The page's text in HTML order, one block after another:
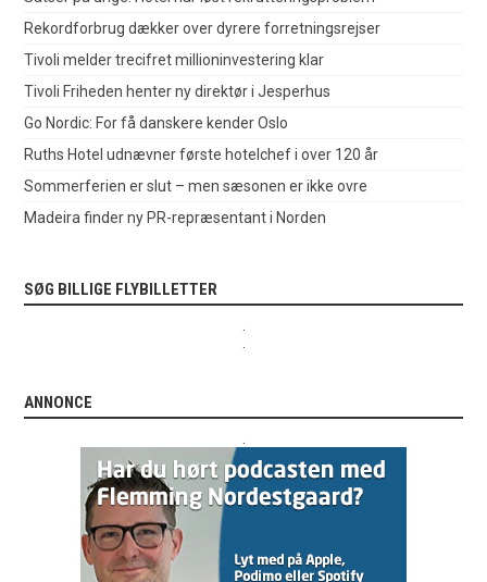
Rekordforbrug dækker over dyrere forretningsrejser
Tivoli melder trecifret millioninvestering klar
Tivoli Friheden henter ny direktør i Jesperhus
Go Nordic: For få danskere kender Oslo
Ruths Hotel udnævner første hotelchef i over 120 år
Sommerferien er slut – men sæsonen er ikke ovre
Madeira finder ny PR-repræsentant i Norden
SØG BILLIGE FLYBILLETTER
ANNONCE